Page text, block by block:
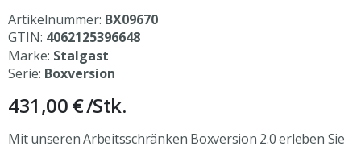
Artikelnummer: BX09670
GTIN: 4062125396648
Marke: Stalgast
Serie: Boxversion
431,00 €/Stk.
Mit unseren Arbeitsschränken Boxversion 2.0 erleben Sie